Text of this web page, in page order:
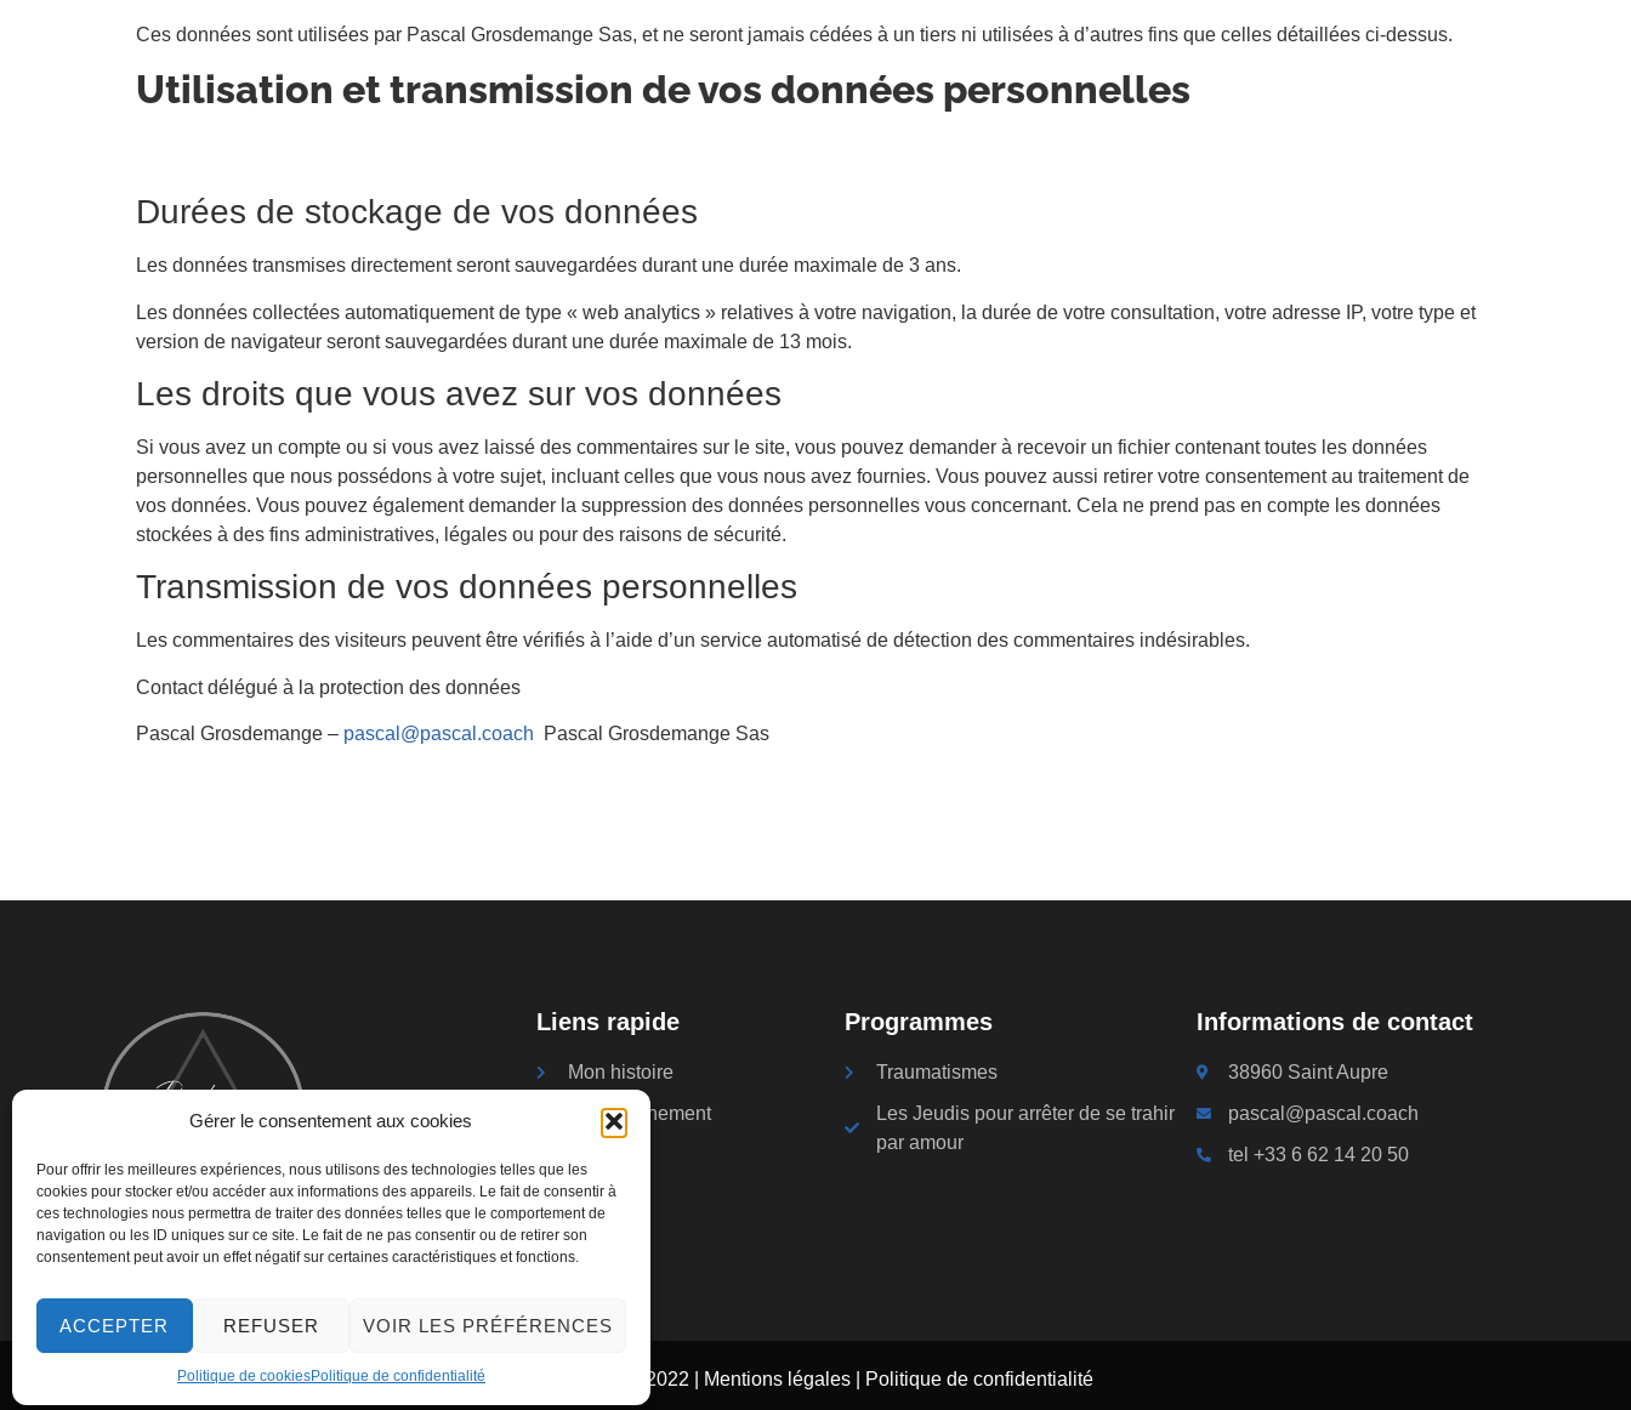
Gérer le consentement aux cookies
Pour offrir les meilleures expériences, nous utilisons des technologies telles que les
cookies pour stocker et/ou accéder aux informations des appareils. Le fait de consentir à
ces technologies nous permettra de traiter des données telles que le comportement de
navigation ou les ID uniques sur ce site. Le fait de ne pas consentir ou de retirer son
consentement peut avoir un effet négatif sur certaines caractéristiques et fonctions.
ACCEPTER REFUSER VOIR LES PRÉFÉRENCES
Politique de cookiesPolitique de confidentialité
Ces données sont utilisées par Pascal Grosdemange Sas, et ne seront jamais cédées à un tiers ni utilisées à d’autres fins que celles détaillées ci-dessus.
Utilisation et transmission de vos données personnelles
Durées de stockage de vos données
Les données transmises directement seront sauvegardées durant une durée maximale de 3 ans.
Les données collectées automatiquement de type « web analytics » relatives à votre navigation, la durée de votre consultation, votre adresse IP, votre type et
version de navigateur seront sauvegardées durant une durée maximale de 13 mois.
Les droits que vous avez sur vos données
Si vous avez un compte ou si vous avez laissé des commentaires sur le site, vous pouvez demander à recevoir un fichier contenant toutes les données
personnelles que nous possédons à votre sujet, incluant celles que vous nous avez fournies. Vous pouvez aussi retirer votre consentement au traitement de
vos données. Vous pouvez également demander la suppression des données personnelles vous concernant. Cela ne prend pas en compte les données
stockées à des fins administratives, légales ou pour des raisons de sécurité.
Transmission de vos données personnelles
Les commentaires des visiteurs peuvent être vérifiés à l’aide d’un service automatisé de détection des commentaires indésirables.
Contact délégué à la protection des données
Pascal Grosdemange – pascal@pascal.coach Pascal Grosdemange Sas
Liens rapide
Mon histoire
Le cheminement
Programmes
Traumatismes
Les Jeudis pour arrêter de se trahir
par amour
Informations de contact
38960 Saint Aupre
pascal@pascal.coach
tel +33 6 62 14 20 50
Copyright © 2022 | Mentions légales Politique de confidentialité